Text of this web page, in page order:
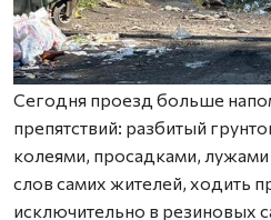
Сегодня проезд больше
препятствий: разбитый
колеями, просадками,
слов самих жителей, ходить
исключительно в резиновых